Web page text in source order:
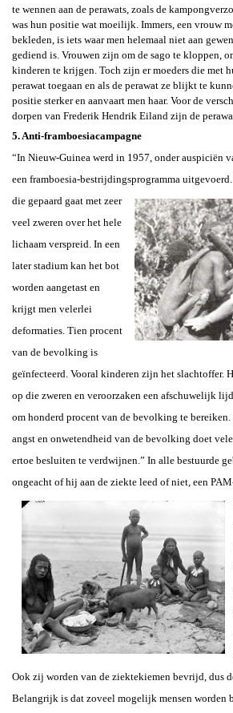
te wennen aan de perawats, zoals de
was hun positie wat moeilijk. Immers, een vrouw
bekleden, is iets waar men helemaal niet aan
gediend is. Vrouwen zijn om de sago te kloppen,
kinderen te krijgen. Toch zijn er moeders die met
perawat toegaan en als de perawat ze blijkt te
positie sterker en aanvaart men haar. Voor de
dorpen van Frederik Hendrik Eiland zijn de
5. Anti-framboesiacampagne
“In Nieuw-Guinea werd in 1957, onder auspiciën
een framboesia-bestrijdingsprogramma
die gepaard gaat met zeer
veel zweren over het hele
lichaam verspreid. In een
later stadium kan het bot
worden aangetast en
krijgt men velerlei
deformaties. Tien procent
van de bevolking is
geïnfecteerd. Vooral kinderen zijn het slachtoffer.
op die zweren en veroorzaken een afschuwelijk
om honderd procent van de bevolking te bereiken.
angst en onwetendheid van de bevolking doet
ertoe besluiten te verdwijnen.” In alle bestuurde
ongeacht of hij aan de ziekte leed of niet, een
Ook zij worden van de ziektekiemen bevrijd, dus
Belangrijk is dat zoveel mogelijk mensen worden